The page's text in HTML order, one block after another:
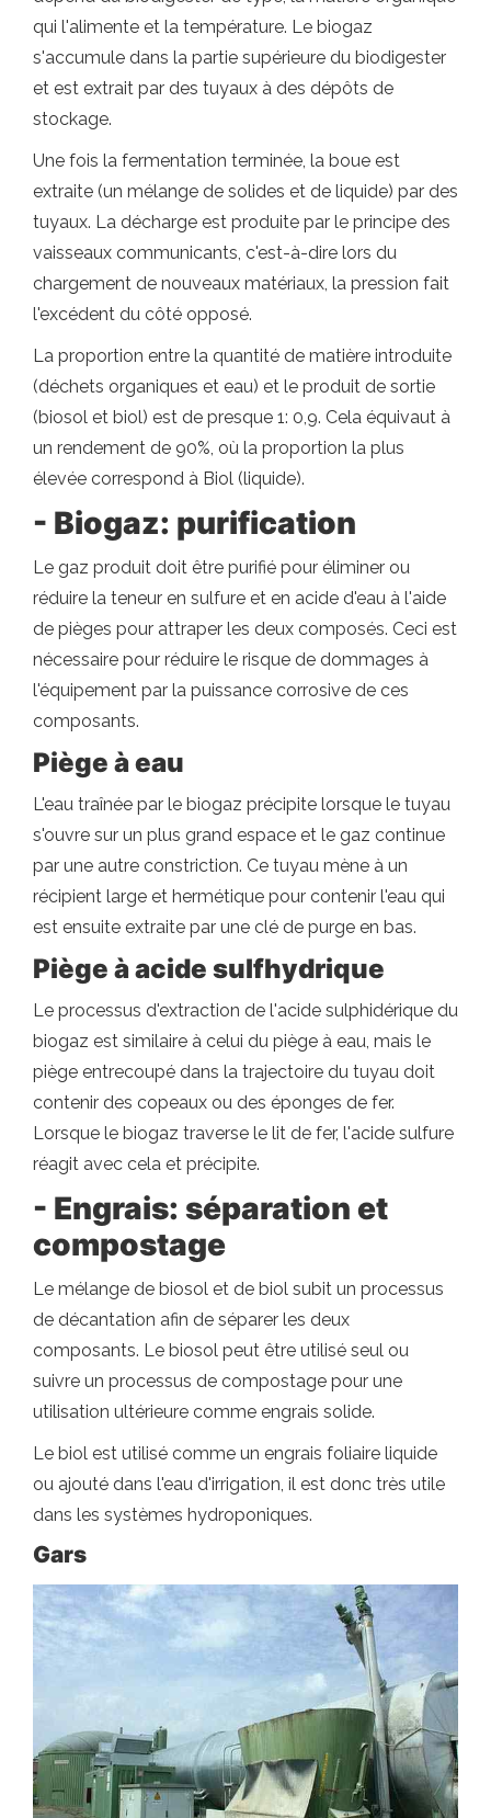
qui l'alimente et la température. Le biogaz
s'accumule dans la partie supérieure du biodigester
et est extrait par des tuyaux à des dépôts de
stockage.
Une fois la fermentation terminée, la boue est
extraite (un mélange de solides et de liquide) par des
tuyaux. La décharge est produite par le principe des
vaisseaux communicants, c'est-à-dire lors du
chargement de nouveaux matériaux, la pression fait
l'excédent du côté opposé.
La proportion entre la quantité de matière introduite
(déchets organiques et eau) et le produit de sortie
(biosol et biol) est de presque 1: 0,9. Cela équivaut à
un rendement de 90%, où la proportion la plus
élevée correspond à Biol (liquide).
- Biogaz: purification
Le gaz produit doit être purifié pour éliminer ou
réduire la teneur en sulfure et en acide d'eau à l'aide
de pièges pour attraper les deux composés. Ceci est
nécessaire pour réduire le risque de dommages à
l'équipement par la puissance corrosive de ces
composants.
Piège à eau
L'eau traînée par le biogaz précipite lorsque le tuyau
s'ouvre sur un plus grand espace et le gaz continue
par une autre constriction. Ce tuyau mène à un
récipient large et hermétique pour contenir l'eau qui
est ensuite extraite par une clé de purge en bas.
Piège à acide sulfhydrique
Le processus d'extraction de l'acide sulphidérique du
biogaz est similaire à celui du piège à eau, mais le
piège entrecoupé dans la trajectoire du tuyau doit
contenir des copeaux ou des éponges de fer.
Lorsque le biogaz traverse le lit de fer, l'acide sulfure
réagit avec cela et précipite.
- Engrais: séparation et
compostage
Le mélange de biosol et de biol subit un processus
de décantation afin de séparer les deux
composants. Le biosol peut être utilisé seul ou
suivre un processus de compostage pour une
utilisation ultérieure comme engrais solide.
Le biol est utilisé comme un engrais foliaire liquide
ou ajouté dans l'eau d'irrigation, il est donc très utile
dans les systèmes hydroponiques.
Gars